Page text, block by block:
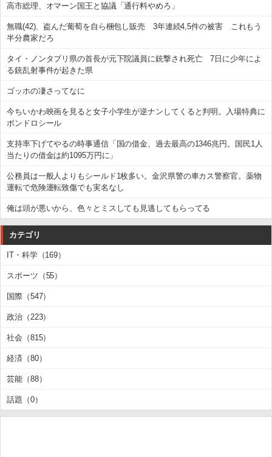
高市総理、オマーン国王と協議「通行料やめろ」
無職(42)、盗んだ葡萄を自ら梱包し販売 3年連続4,5件の被害 これもう
半分農家だろ
タイ・ノンタブリ県の首長が元下院議員に銃撃され死亡 7日に少年によ
る銃乱射事件が起きた県
ゴッホの凄さってなに
今ちいかわ映画を見ると女子小学生が逆ナンしてくると判明。入場特典に
ボンドロシール
支持率下げてやるの時事通信「国の借金、過去最高の1346兆円。国民1人
当たりの借金は約1095万円に」
公務員は一般人よりもシールド1枚多い。金沢県警の車カス警察官。薬物
運転で危険運転致傷でも実名なし
俺は頭が悪いから、色々とミスしても見逃してもらってる
カテゴリ
IT・科学（169）
スポーツ（55）
国際（547）
政治（223）
社会（815）
経済（80）
芸能（88）
話題（0）